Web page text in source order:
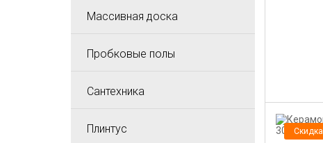
Массивная доска
Пробковые полы
Сантехника
Плинтус Скидка